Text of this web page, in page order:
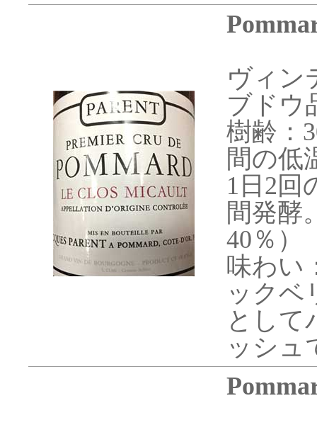
ヴィン
ブドウ
樹齢：
間の低
1日2回
間発酵
40％）
味わい
ックベ
として
ッシュ